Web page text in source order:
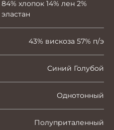
84% хлопок 14% лен 2%
эластан
43% вискоза 57% п/э
Синий Голубой
Однотонный
Полуприталенный